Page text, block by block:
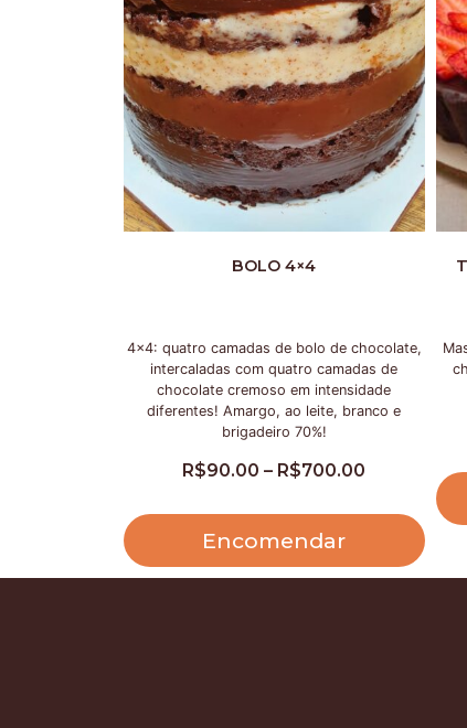
BOLO 4×4
4×4: quatro camadas de bolo de chocolate,
intercaladas com quatro camadas de
chocolate cremoso em intensidade
diferentes! Amargo, ao leite, branco e
brigadeiro 70%!
R$90.00 – R$700.00
Encomendar